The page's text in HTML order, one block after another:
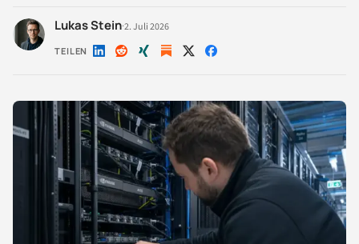
Lukas Stein·2. Juli 2026
TEILEN Auf Auf Auf Auf Auf